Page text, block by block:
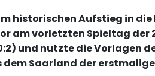
historischen Aufstieg in
am vorletzten Spieltag der
und nutzte die Vorlagen
dem Saarland der